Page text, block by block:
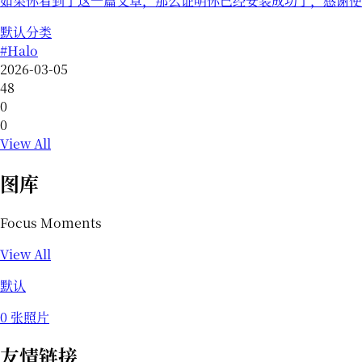
默认分类
#Halo
2026-03-05
48
0
0
View All
图库
Focus Moments
View All
默认
0 张照片
友情链接